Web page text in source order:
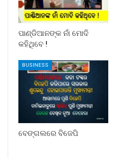
ପାଣ୍ଡିଆନଙ୍କ ନାଁ ମୋଦି
କହିଥିବେ !
BUSINESS
ବେଙ୍ଗଲରେ ବିଜେପି